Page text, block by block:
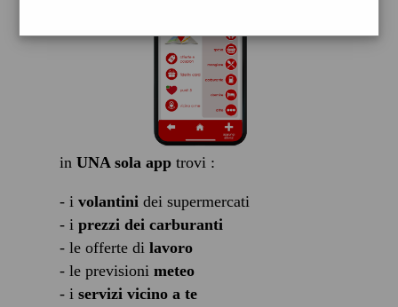
in UNA sola apptrovi :
- i volantinidei supermercati
- i prezzi dei carburanti
- le offerte di lavoro
- le previsioni meteo
- i servizi vicino a te